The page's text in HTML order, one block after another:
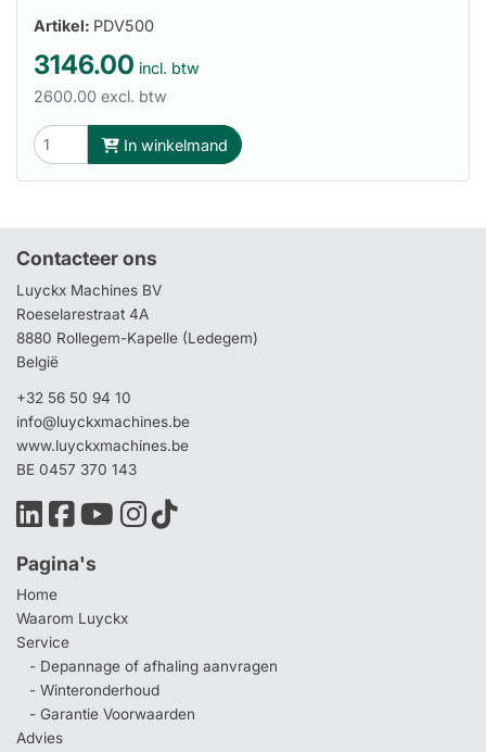
Artikel: PDV500
3146.00 incl. btw
2600.00 excl. btw
In winkelmand
Contacteer ons
Luyckx Machines BV
Roeselarestraat 4A
8880 Rollegem-Kapelle (Ledegem)
België
+32 56 50 94 10
info@luyckxmachines.be
www.luyckxmachines.be
BE 0457 370 143
Pagina's
Home
Waarom Luyckx
Service
- Depannage of afhaling aanvragen
- Winteronderhoud
- Garantie Voorwaarden
Advies